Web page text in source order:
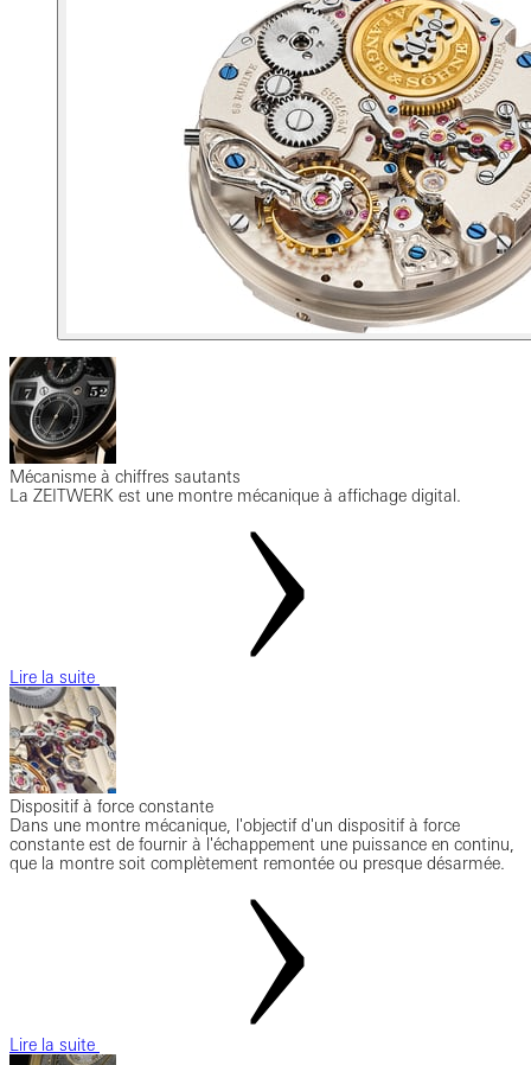
Mécanisme à chiffres sautants
La ZEITWERK est une montre mécanique à affichage digital.
Lire la suite
Dispositif à force constante
Dans une montre mécanique, l'objectif d'un dispositif à force
constante est de fournir à l'échappement une puissance en continu,
que la montre soit complètement remontée ou presque désarmée.
Lire la suite